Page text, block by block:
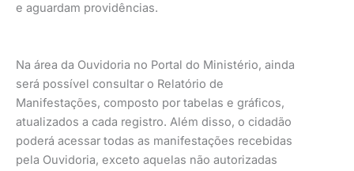
e aguardam providências.
Na área da Ouvidoria no Portal do Ministério, ainda
será possível consultar o Relatório de
Manifestações, composto por tabelas e gráficos,
atualizados a cada registro. Além disso, o cidadão
poderá acessar todas as manifestações recebidas
pela Ouvidoria, exceto aquelas não autorizadas